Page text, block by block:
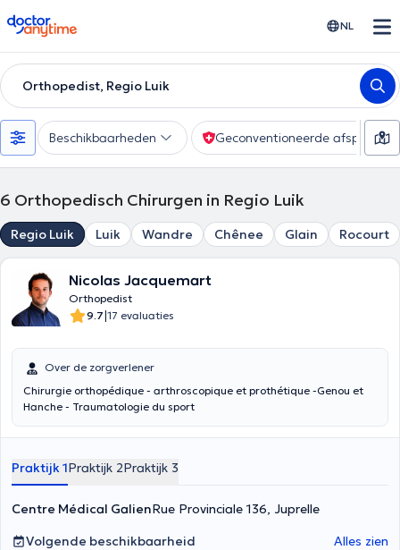
doctoranytime NL
Orthopedist, Regio Luik
Beschikbaarheden Geconventioneerde afspraak
6 Orthopedisch Chirurgen in Regio Luik
Regio Luik Luik Wandre Chênee Glain Rocourt
Nicolas Jacquemart
Orthopedist
9.7|17 evaluaties
Over de zorgverlener
Chirurgie orthopédique - arthroscopique et prothétique -Genou et
Hanche - Traumatologie du sport
Praktijk 1Praktijk 2Praktijk 3
Centre Médical GalienRue Provinciale 136, Juprelle
Volgende beschikbaarheid
Alles zien